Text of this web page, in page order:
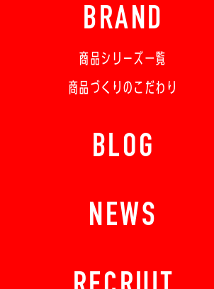
BRAND
商品シリーズ一覧
商品づくりのこだわり
BLOG
NEWS